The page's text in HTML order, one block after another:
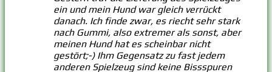
ein und mein Hund war gleich verrückt
danach. Ich finde zwar, es riecht sehr stark
nach Gummi, also extremer als sonst, aber
meinen Hund hat es scheinbar nicht
gestört;-) Ihm Gegensatz zu fast jedem
anderen Spielzeug sind keine Bissspuren